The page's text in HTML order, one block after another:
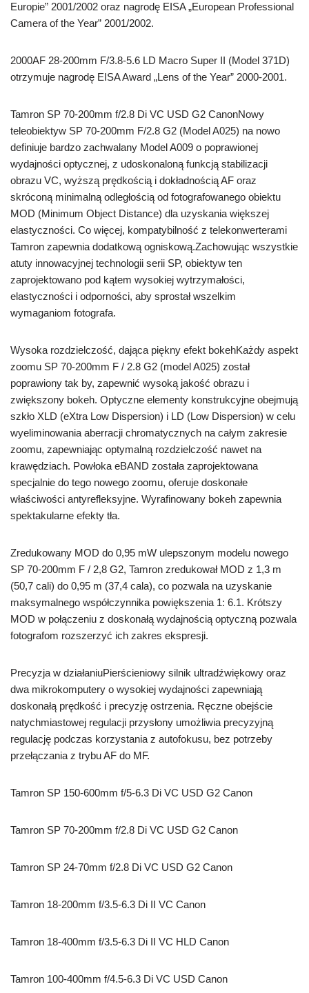
Europie” 2001/2002 oraz nagrodę EISA „European Professional
Camera of the Year” 2001/2002.
2000AF 28-200mm F/3.8-5.6 LD Macro Super II (Model 371D)
otrzymuje nagrodę EISA Award „Lens of the Year” 2000-2001.
Tamron SP 70-200mm f/2.8 Di VC USD G2 CanonNowy
teleobiektyw SP 70-200mm F/2.8 G2 (Model A025) na nowo
definiuje bardzo zachwalany Model A009 o poprawionej
wydajności optycznej, z udoskonaloną funkcją stabilizacji
obrazu VC, wyższą prędkością i dokładnością AF oraz
skróconą minimalną odległością od fotografowanego obiektu
MOD (Minimum Object Distance) dla uzyskania większej
elastyczności. Co więcej, kompatybilność z telekonwerterami
Tamron zapewnia dodatkową ogniskową.Zachowując wszystkie
atuty innowacyjnej technologii serii SP, obiektyw ten
zaprojektowano pod kątem wysokiej wytrzymałości,
elastyczności i odporności, aby sprostał wszelkim
wymaganiom fotografa.
Wysoka rozdzielczość, dająca piękny efekt bokehKażdy aspekt
zoomu SP 70-200mm F / 2.8 G2 (model A025) został
poprawiony tak by, zapewnić wysoką jakość obrazu i
zwiększony bokeh. Optyczne elementy konstrukcyjne obejmują
szkło XLD (eXtra Low Dispersion) i LD (Low Dispersion) w celu
wyeliminowania aberracji chromatycznych na całym zakresie
zoomu, zapewniając optymalną rozdzielczość nawet na
krawędziach. Powłoka eBAND została zaprojektowana
specjalnie do tego nowego zoomu, oferuje doskonałe
właściwości antyrefleksyjne. Wyrafinowany bokeh zapewnia
spektakularne efekty tła.
Zredukowany MOD do 0,95 mW ulepszonym modelu nowego
SP 70-200mm F / 2,8 G2, Tamron zredukował MOD z 1,3 m
(50,7 cali) do 0,95 m (37,4 cala), co pozwala na uzyskanie
maksymalnego współczynnika powiększenia 1: 6.1. Krótszy
MOD w połączeniu z doskonałą wydajnością optyczną pozwala
fotografom rozszerzyć ich zakres ekspresji.
Precyzja w działaniuPierścieniowy silnik ultradźwiękowy oraz
dwa mikrokomputery o wysokiej wydajności zapewniają
doskonałą prędkość i precyzję ostrzenia. Ręczne obejście
natychmiastowej regulacji przysłony umożliwia precyzyjną
regulację podczas korzystania z autofokusu, bez potrzeby
przełączania z trybu AF do MF.
Tamron SP 150-600mm f/5-6.3 Di VC USD G2 Canon
Tamron SP 70-200mm f/2.8 Di VC USD G2 Canon
Tamron SP 24-70mm f/2.8 Di VC USD G2 Canon
Tamron 18-200mm f/3.5-6.3 Di II VC Canon
Tamron 18-400mm f/3.5-6.3 Di II VC HLD Canon
Tamron 100-400mm f/4.5-6.3 Di VC USD Canon